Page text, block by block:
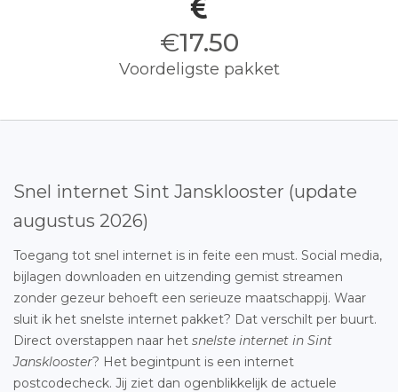
€17.50
Voordeligste pakket
Snel internet Sint Jansklooster (update
augustus 2026)
Toegang tot snel internet is in feite een must. Social media,
bijlagen downloaden en uitzending gemist streamen
zonder gezeur behoeft een serieuze maatschappij. Waar
sluit ik het snelste internet pakket? Dat verschilt per buurt.
Direct overstappen naar het snelste internet in Sint
Jansklooster? Het begintpunt is een internet
postcodecheck. Jij ziet dan ogenblikkelijk de actuele